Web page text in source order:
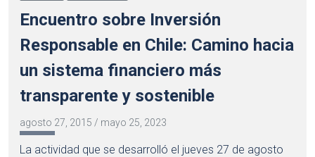
Encuentro sobre Inversión
Responsable en Chile: Camino hacia
un sistema financiero más
transparente y sostenible
agosto 27, 2015 / mayo 25, 2023
La actividad que se desarrolló el jueves 27 de agosto